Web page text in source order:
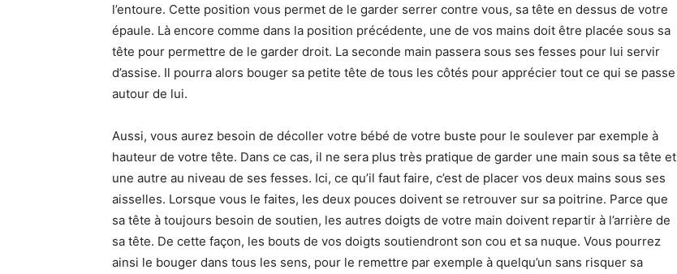
l’entoure. Cette position vous permet de le garder serrer contre vous, sa tête en dessus de votre
épaule. Là encore comme dans la position précédente, une de vos mains doit être placée sous sa
tête pour permettre de le garder droit. La seconde main passera sous ses fesses pour lui servir
d’assise. Il pourra alors bouger sa petite tête de tous les côtés pour apprécier tout ce qui se passe
autour de lui.
Aussi, vous aurez besoin de décoller votre bébé de votre buste pour le soulever par exemple à
hauteur de votre tête. Dans ce cas, il ne sera plus très pratique de garder une main sous sa tête et
une autre au niveau de ses fesses. Ici, ce qu’il faut faire, c’est de placer vos deux mains sous ses
aisselles. Lorsque vous le faites, les deux pouces doivent se retrouver sur sa poitrine. Parce que
sa tête à toujours besoin de soutien, les autres doigts de votre main doivent repartir à l’arrière de
sa tête. De cette façon, les bouts de vos doigts soutiendront son cou et sa nuque. Vous pourrez
ainsi le bouger dans tous les sens, pour le remettre par exemple à quelqu’un sans risquer sa